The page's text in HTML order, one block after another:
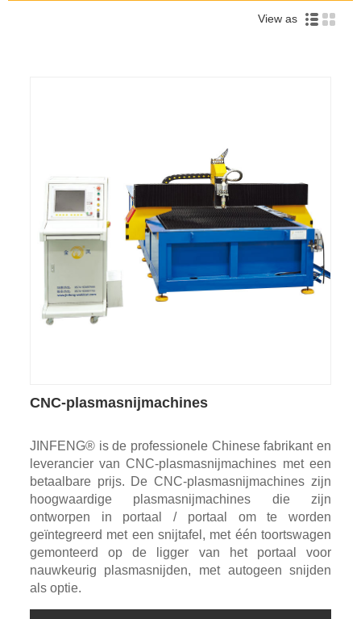
View as
CNC-plasmasnijmachines
JINFENG® is de professionele Chinese fabrikant en
leverancier van CNC-plasmasnijmachines met een
betaalbare prijs. De CNC-plasmasnijmachines zijn
hoogwaardige plasmasnijmachines die zijn
ontworpen in portaal / portaal om te worden
geïntegreerd met een snijtafel, met één toortswagen
gemonteerd op de ligger van het portaal voor
nauwkeurig plasmasnijden, met autogeen snijden
als optie.